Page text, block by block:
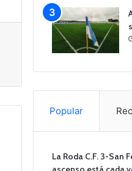
Popular
La Roda C.F. 3-San